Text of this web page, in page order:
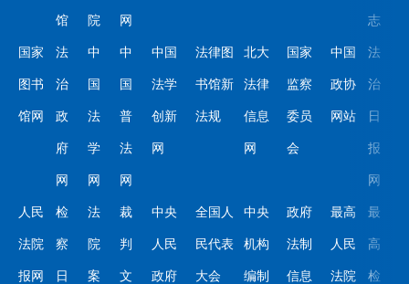
馆 院 网 志
国家
图书
馆网
法
治
政
府
网
中
国
法
学
网
中
国
普
法
网
中国
法学
创新
网
法律图
书馆新
法规
北大
法律
信息
网
国家
监察
委员
会
中国
政协
网站
法
治
日
报
网
人民
法院
报网
检
察
日
法
院
案
裁
判
文
中央
人民
政府
全国人
民代表
大会
中央
机构
编制
政府
法制
信息
最高
人民
法院
最
高
检